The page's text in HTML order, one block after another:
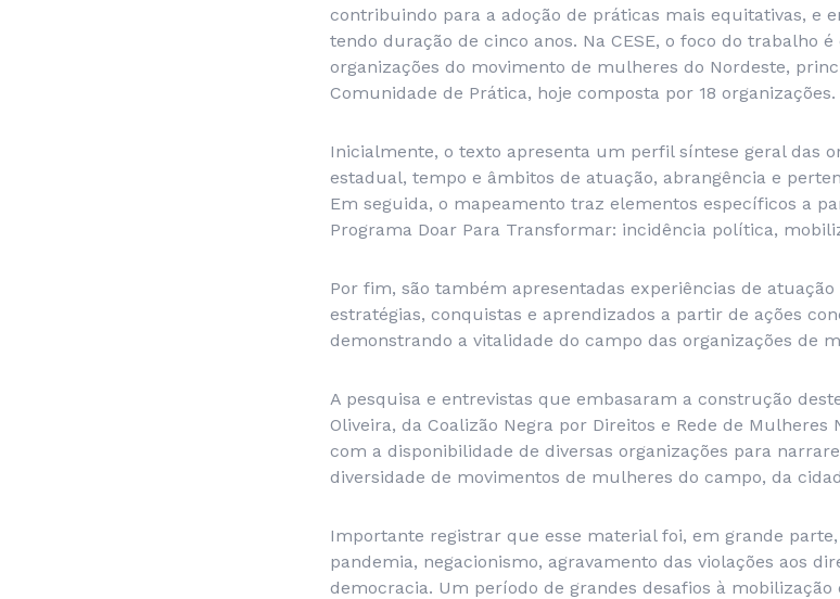
contribuindo para a adoção de práticas mais equitativas, e
tendo duração de cinco anos. Na CESE, o foco do trabalho
organizações do movimento de mulheres do Nordeste,
Comunidade de Prática, hoje composta por 18 organizações.
Inicialmente, o texto apresenta um perfil síntese geral das
estadual, tempo e âmbitos de atuação, abrangência e
Em seguida, o mapeamento traz elementos específicos a
Programa Doar Para Transformar: incidência política,
Por fim, são também apresentadas experiências de
estratégias, conquistas e aprendizados a partir de ações
demonstrando a vitalidade do campo das organizações de
A pesquisa e entrevistas que embasaram a construção
Oliveira, da Coalizão Negra por Direitos e Rede de
com a disponibilidade de diversas organizações para
diversidade de movimentos de mulheres do campo, da
Importante registrar que esse material foi, em grande
pandemia, negacionismo, agravamento das violações aos
democracia. Um período de grandes desafios à mobilização